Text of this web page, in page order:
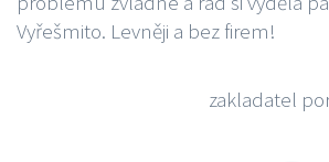
Vyřešmito. Levněji a bez firem!
zakladatel